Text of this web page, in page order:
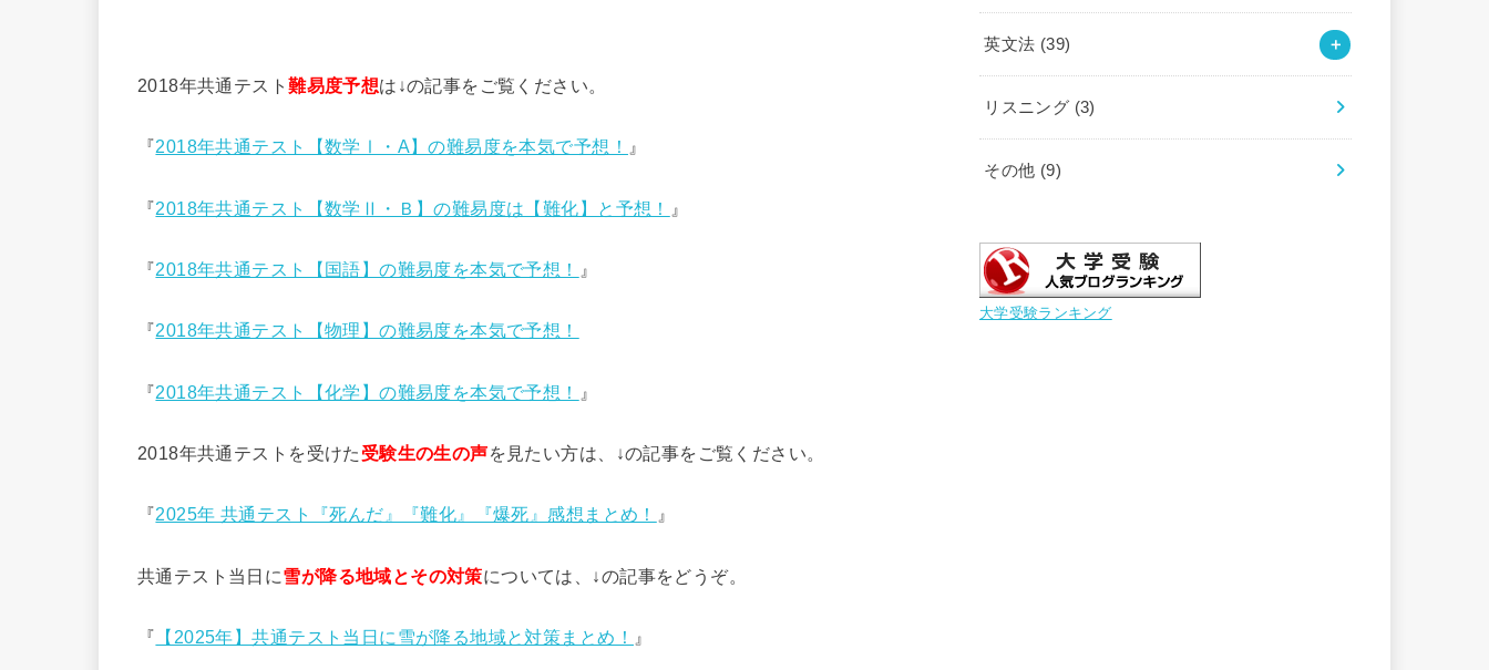
2018年共通テスト難易度予想は↓の記事をご覧ください。
『2018年共通テスト【数学Ⅰ・A】の難易度を本気で予想！ 』
『2018年共通テスト【数学Ⅱ・Ｂ】の難易度は【難化】と予想！ 』
『2018年共通テスト【国語】の難易度を本気で予想！ 』
『2018年共通テスト【物理】の難易度を本気で予想！
『2018年共通テスト【化学】の難易度を本気で予想！ 』
2018年共通テストを受けた 受験生の生の声を見たい方は、↓の記事をご覧ください。
『2025年 共通テスト『死んだ』『難化』『爆死』感想まとめ！ 』
共通テスト当日に雪が降る地域とその対策については、↓の記事をどうぞ。
『 【2025年】共通テスト当日に雪が降る地域と対策まとめ！ 』
英文法 (39)
リスニング (3)
その他 (9)
大学受験ランキング